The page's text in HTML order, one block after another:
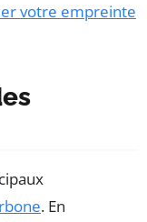
votre empreinte
. En